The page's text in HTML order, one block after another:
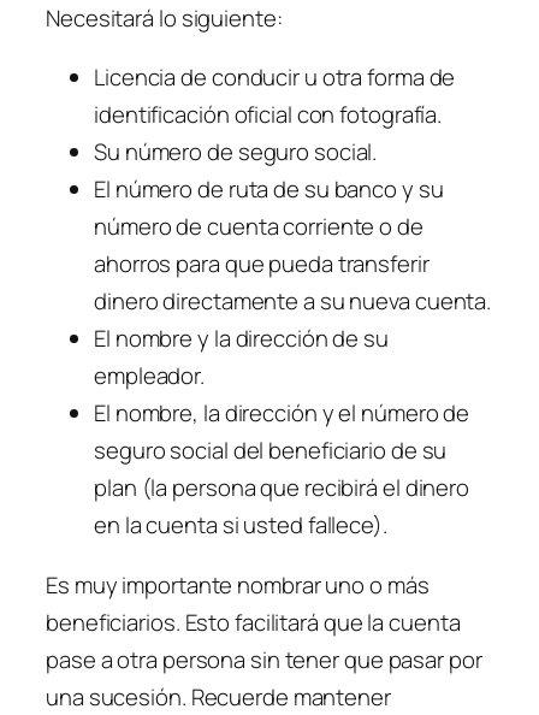
Necesitará lo siguiente:
Licencia de conducir u otra forma de
identificación oficial con fotografía.
Su número de seguro social.
El número de ruta de su banco y su
número de cuenta corriente o de
ahorros para que pueda transferir
dinero directamente a su nueva cuenta.
El nombre y la dirección de su
empleador.
El nombre, la dirección y el número de
seguro social del beneficiario de su
plan (la persona que recibirá el dinero
en la cuenta si usted fallece).
Es muy importante nombrar uno o más
beneficiarios. Esto facilitará que la cuenta
pase a otra persona sin tener que pasar por
una sucesión. Recuerde mantener